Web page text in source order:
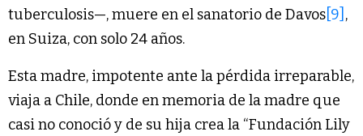
tuberculosis—, muere en el sanatorio de Davos [9] ,
en Suiza, con solo 24 años.
Esta madre, impotente ante la pérdida irreparable,
viaja a Chile, donde en memoria de la madre que
casi no conoció y de su hija crea la “Fundación Lily